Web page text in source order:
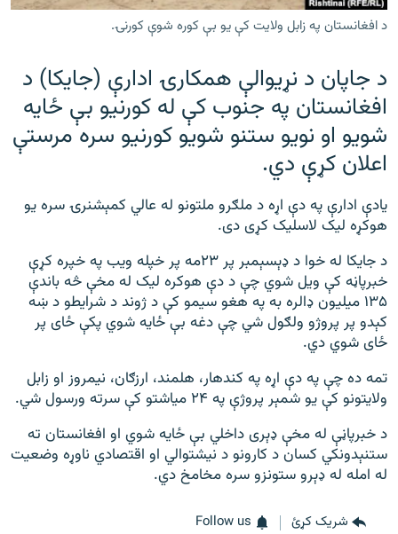
د ازادې اروپا راډیو ټولې ووبپاڼې
د افغانستان په زابل ولایت کې یو بې کوره شوې کورنۍ.
د جاپان د نړیوالې همکارۍ ادارې (جایکا) د
افغانستان په جنوب کې له کورنیو بې ځایه
شویو او نویو ستنو شویو کورنیو سره مرستې
اعلان کړې دي.
یادې ادارې په دې اړه د ملګرو ملتونو له عالي کمېشنرۍ سره یو
هوکړه لیک لاسلیک کړی دی.
د جایکا له خوا د ډېسېمبر پر ۲۳مه پر خپله ویب په خپره کړې
خبرپاڼه کې ویل شوي چې د دې هوکره لیک له مخې څه باندې
۱۳۵ میلیون ډالره به په هغو سیمو کې د ژوند د شرایطو د ښه
کېدو پر پروژو ولګول شي چې دغه بې ځایه شوي پکې ځای پر
ځای شوي دي.
تمه ده چې په دې اړه په کندهار، هلمند، ارزګان، نیمروز او زابل
ولایتونو کې یو شمېر پروژې په ۲۴ میاشتو کې سرته ورسول شي.
د خبرپاڼې له مخې ډېری داخلي بې ځایه شوي او افغانستان ته
ستنېدونکي کسان د کارونو د نیشتوالي او اقتصادي ناوړه وضعیت
له امله له ډېرو ستونزو سره مخامخ دي.
شریک کړئ Follow us